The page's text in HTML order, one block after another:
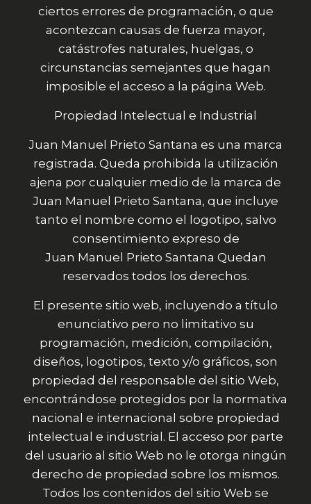
ciertos errores de programación, o que
acontezcan causas de fuerza mayor,
catástrofes naturales, huelgas, o
circunstancias semejantes que hagan
imposible el acceso a la página Web.
Propiedad Intelectual e Industrial
Juan Manuel Prieto Santana es una marca
registrada. Queda prohibida la utilización
ajena por cualquier medio de la marca de
Juan Manuel Prieto Santana, que incluye
tanto el nombre como el logotipo, salvo
consentimiento expreso de
Juan Manuel Prieto Santana Quedan
reservados todos los derechos.
El presente sitio web, incluyendo a título
enunciativo pero no limitativo su
programación, medición, compilación,
diseños, logotipos, texto y/o gráficos, son
propiedad del responsable del sitio Web,
encontrándose protegidos por la normativa
nacional e internacional sobre propiedad
intelectual e industrial. El acceso por parte
del usuario al sitio Web no le otorga ningún
derecho de propiedad sobre los mismos.
Todos los contenidos del sitio Web se